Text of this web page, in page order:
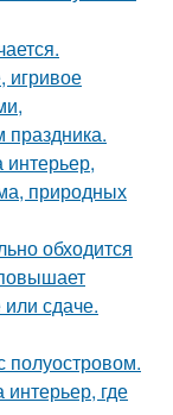
игривое
природных
обходится
сдаче.
полуостровом.
где